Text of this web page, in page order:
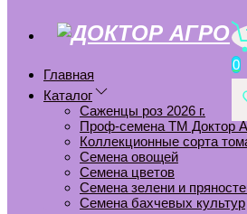
Главная
Каталог
Саженцы роз 2026 г.
Проф-семена ТМ Доктор
Коллекционные сорта
Семена овощей
Семена цветов
Семена зелени и
Семена бахчевых культур
0
5050D Огурец
Главная
Проф-семена ТМ Доктор Агро
5050D Огурец Реванш F1 5 шт
Добавить в избранное
Удалить из избранного